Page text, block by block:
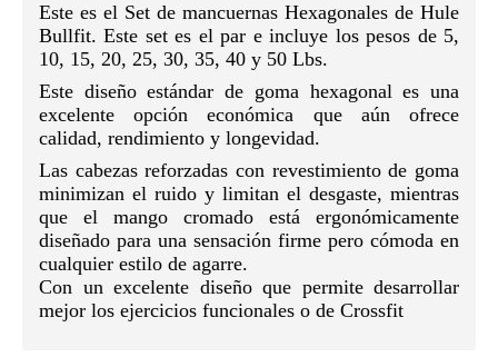
Este es el Set de mancuernas Hexagonales de Hule
Bullfit. Este set es el par e incluye los pesos de 5,
10, 15, 20, 25, 30, 35, 40 y 50 Lbs.
Este diseño estándar de goma hexagonal es una
excelente opción económica que aún ofrece
calidad, rendimiento y longevidad.
Las cabezas reforzadas con revestimiento de goma
minimizan el ruido y limitan el desgaste, mientras
que el mango cromado está ergonómicamente
diseñado para una sensación firme pero cómoda en
cualquier estilo de agarre.
Con un excelente diseño que permite desarrollar
mejor los ejercicios funcionales o de Crossfit